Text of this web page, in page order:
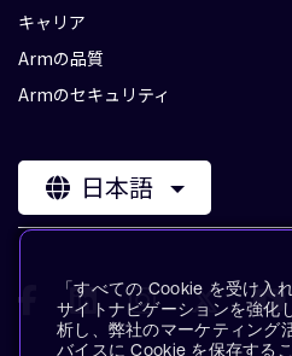
キャリア
Armの品質
Armのセキュリティ
日本語
「すべての Cookie を受け入
サイトナビゲーションを強化
析し、弊社のマーケティング
バイスに Cookie を保存する